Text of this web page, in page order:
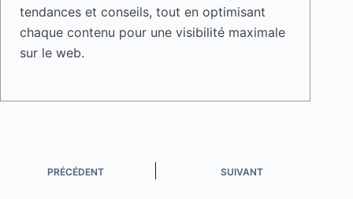
tendances et conseils, tout en optimisant
chaque contenu pour une visibilité maximale
sur le web.
PRÉCÉDENT SUIVANT